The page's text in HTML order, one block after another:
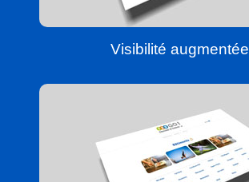
Visibilité augmentée